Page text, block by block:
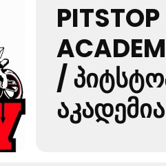
PITSTOP
/
ᲐᲙᲐᲓᲔᲛᲘᲐ